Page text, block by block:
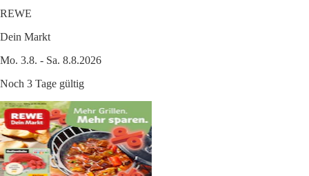
REWE
Dein Markt
Mo. 3.8. - Sa. 8.8.2026
Noch 3 Tage gültig